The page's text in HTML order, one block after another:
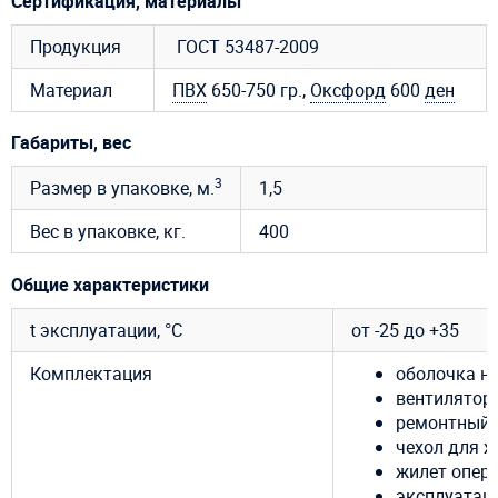
Продукция
ГОСТ 53487-2009
Материал
ПВХ 650-750 гр., Оксфорд 600 ден
Габариты, вес
Размер в упаковке, м.3
1,5
Вес в упаковке, кг.
400
Общие характеристики
t эксплуатации, °C
от -25 до +35
Комплектация
оболочка
ремонтный
чехол для
жилет